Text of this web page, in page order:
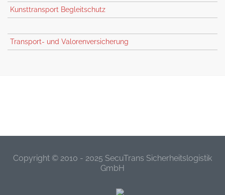
Kunsttransport Begleitschutz
Transport- und Valorenversicherung
Copyright © 2010 - 2025 SecuTrans Sicherheitslogistik
GmbH